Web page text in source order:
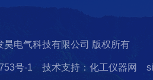
电气科技有限公司 版权所有
号-1 技术支持：化工仪器网